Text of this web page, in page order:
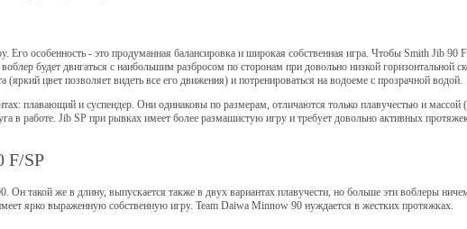
Его особенность - это продуманная балансировка и широкая собственная игра. Чтобы Smith Jib 90
будет двигаться с наибольшим разбросом по сторонам при довольно низкой горизонтальной
цвет позволяет видеть все его движения) и потренироваться на водоеме с прозрачной водой.
плавающий и суспендер. Они одинаковы по размерам, отличаются только плавучестью и
в работе. Jib SP при рывках имеет более размашистую игру и требует довольно активных
F/SP
Он такой же в длину, выпускается также в двух вариантах плавучести, но больше эти воблеры
ярко выраженную собственную игру. Team Daiwa Minnow 90 нуждается в жестких протяжках.